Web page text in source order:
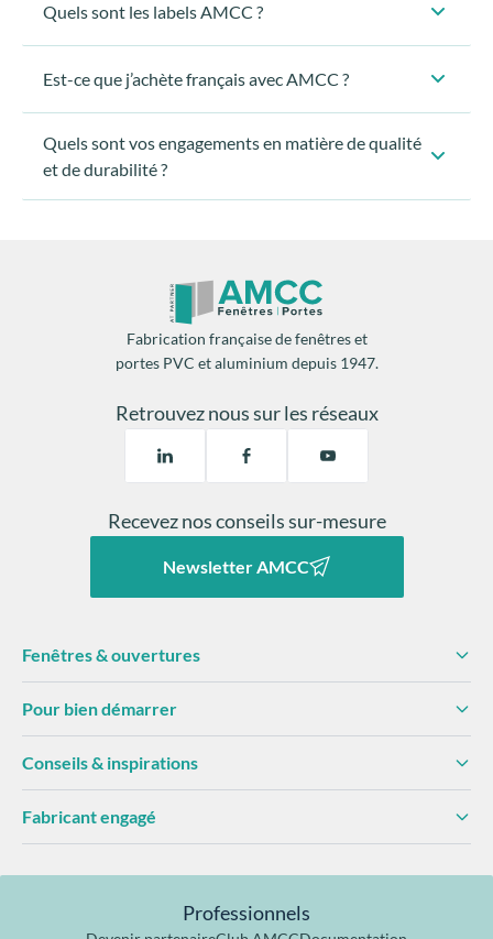
La garantie légale décennale :
La garantie AMCC :
Quels sont les labels AMCC ?
Est-ce que j’achète français avec AMCC ?
AMCC est un fabricant français
imaginées et fabriquées en France
Quels sont vos engagements en matière de qualité
et de durabilité ?
Matériaux haut de gamme
certification NF
performances des vitrages.
label Qualicoat
vient également attester de la tenue
dans le temps de nos laquages aluminium, résistants aux
Cela commence dès le choix des
Nos sites de production utilisent des
renouvelables, et nos procédés de fabrication visent à
optimiser les ressources et à réduire les déchets.
recyclés à 100%.
avec des plannings delivraisons optimisés
Fabrication française de fenêtres et
portes PVC et aluminium depuis 1947.
Retrouvez nous sur les réseaux
Recevez nos conseils sur-mesure
Newsletter AMCC
Fenêtres & ouvertures
Pour bien démarrer
Conseils & inspirations
Fabricant engagé
Professionnels